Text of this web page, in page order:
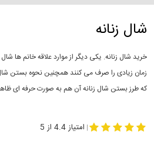
شال زنانه
خرید شال زنانه. یکی دیگر از موارد علاقه خانم ها
زمان زیادی را صرف می کنند همچنین نحوه بستن
که طرز بستن شال زنانه آن هم به صورت حرفه ای
| امتیاز 4.4 از 5